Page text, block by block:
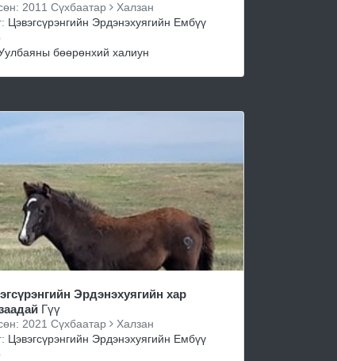
2011 Сүхбаатар
Халзан
Цэвэгсүрэнгийн Эрдэнэхуягийн Ембүү
бөөрөнхий халиун
Эрдэнэхуягийн хар
Гүү
2021 Сүхбаатар
Халзан
Цэвэгсүрэнгийн Эрдэнэхуягийн Ембүү